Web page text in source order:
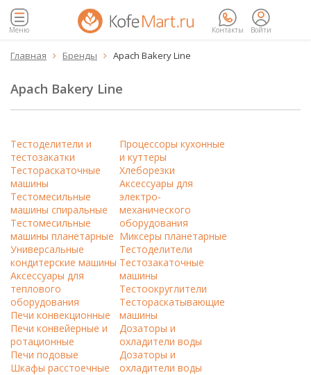
Меню Контакты Войти
Главная  Бренды  Apach Bakery Line
Apach Bakery Line
Тестоделители и
тестозакатки
Тестораскаточные
машины
Тестомесильные
машины спиральные
Тестомесильные
машины планетарные
Универсальные
кондитерские машины
Аксессуары для
теплового
оборудования
Печи конвекционные
Печи конвейерные и
ротационные
Печи подовые
Шкафы расстоечные
Процессоры кухонные
и куттеры
Хлеборезки
Аксессуары для
электро-
механического
оборудования
Миксеры планетарные
Тестоделители
Тестозакаточные
машины
Тестоокруглители
Тестораскатывающие
машины
Дозаторы и
охладители воды
Дозаторы и
охладители воды